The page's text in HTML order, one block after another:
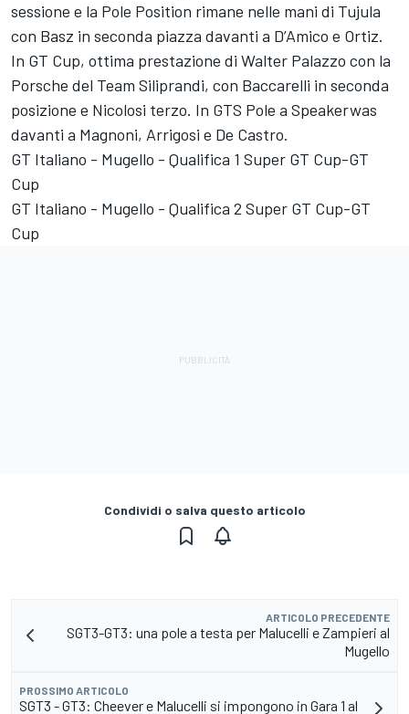
sessione e la Pole Position rimane nelle mani di Tujula
con Basz in seconda piazza davanti a D’Amico e Ortiz.
In GT Cup, ottima prestazione di Walter Palazzo con la
Porsche del Team Siliprandi, con Baccarelli in seconda
posizione e Nicolosi terzo. In GTS Pole a Speakerwas
davanti a Magnoni, Arrigosi e De Castro.
GT Italiano - Mugello - Qualifica 1 Super GT Cup-GT
Cup
GT Italiano - Mugello - Qualifica 2 Super GT Cup-GT
Cup
Condividi o salva questo articolo
ARTICOLO PRECEDENTE
SGT3-GT3: una pole a testa per Malucelli e Zampieri al
Mugello
PROSSIMO ARTICOLO
SGT3 - GT3: Cheever e Malucelli si impongono in Gara 1 al